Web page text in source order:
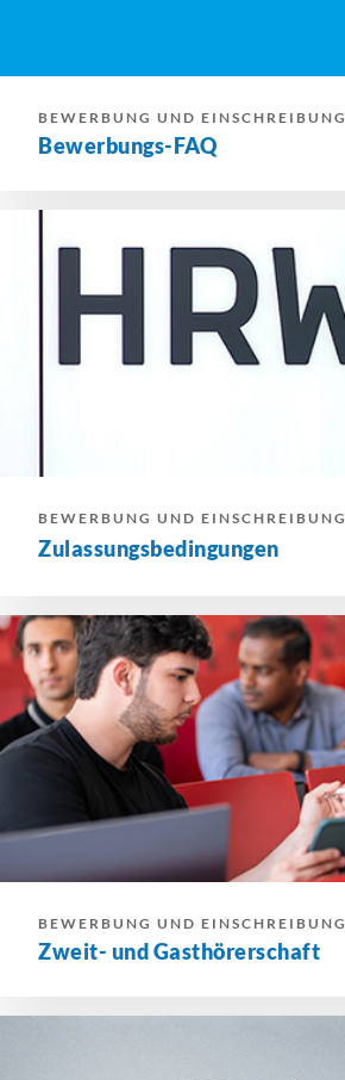
BEWERBUNG UND EINSCHREIBUNG
Bewerbungs-FAQ
BEWERBUNG UND EINSCHREIBUNG
Zulassungsbedingungen
BEWERBUNG UND EINSCHREIBUNG
Zweit- und Gasthörerschaft